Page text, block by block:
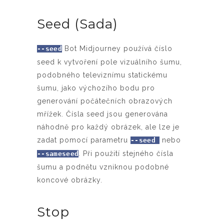
Seed (Sada)
--seed Bot Midjourney používá číslo
seed k vytvoření pole vizuálního šumu,
podobného televiznímu statickému
šumu, jako výchozího bodu pro
generování počátečních obrazových
mřížek. Čísla seed jsou generována
náhodně pro každý obrázek, ale lze je
zadat pomocí parametru --seed nebo
--sameseed
. Při použití stejného čísla
šumu a podnětu vzniknou podobné
koncové obrázky.
Stop